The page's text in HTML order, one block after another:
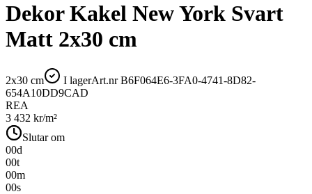
Dekor Kakel New York Svart
Matt 2x30 cm
2x30 cm I lagerArt.nrB6F064E6-3FA0-4741-8D82-
654A10DD9CAD
REA
3 432 kr/m²
Slutar om
00d
00t
00m
00s